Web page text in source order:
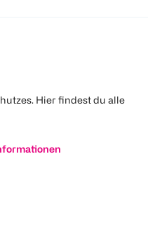
Hier findest du alle